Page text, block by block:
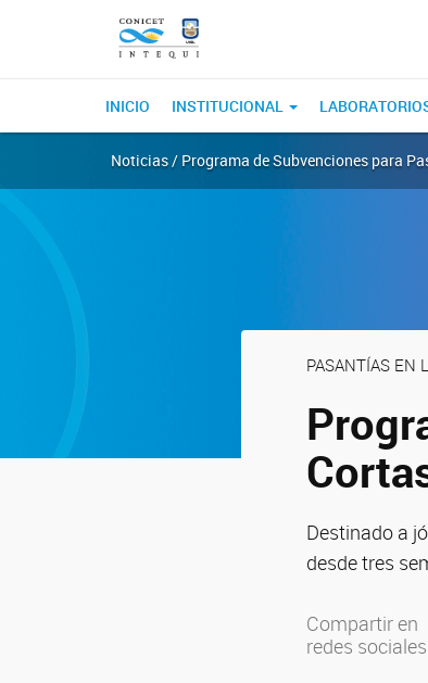
INICIO INSTITUCIONAL
Noticias / Programa de Subvenciones para
PASANTÍAS EN
Destinado a
desde tres
Compartir en
redes sociales